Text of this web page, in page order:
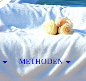
METHODEN